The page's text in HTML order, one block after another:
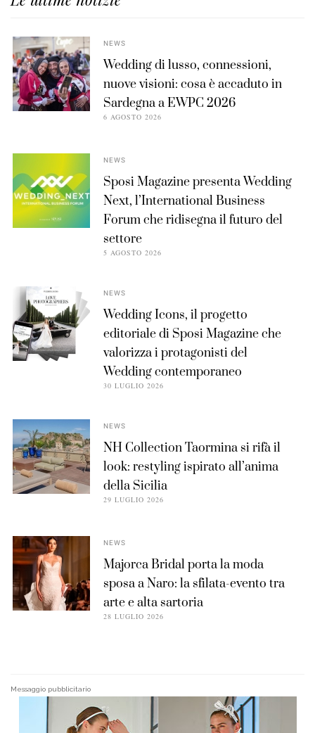
NEWS
Wedding di lusso, connessioni,
nuove visioni: cosa è accaduto in
Sardegna a EWPC 2026
6 AGOSTO 2026
NEWS
Sposi Magazine presenta Wedding
Next, l’International Business
Forum che ridisegna il futuro del
settore
5 AGOSTO 2026
NEWS
Wedding Icons, il progetto
editoriale di Sposi Magazine che
valorizza i protagonisti del
Wedding contemporaneo
30 LUGLIO 2026
NEWS
NH Collection Taormina si rifà il
look: restyling ispirato all’anima
della Sicilia
29 LUGLIO 2026
NEWS
Majorca Bridal porta la moda
sposa a Naro: la sfilata-evento tra
arte e alta sartoria
28 LUGLIO 2026
Messaggio pubblicitario